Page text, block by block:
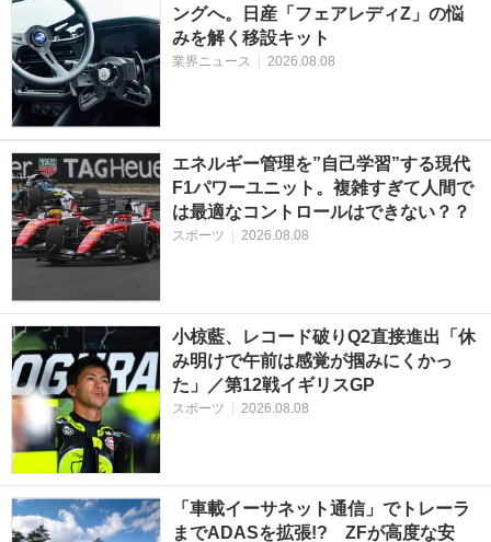
ングへ。日産「フェアレディZ」の悩
みを解く移設キット
業界ニュース | 2026.08.08
エネルギー管理を”自己学習”する現代
F1パワーユニット。複雑すぎて人間で
は最適なコントロールはできない？？
スポーツ | 2026.08.08
小椋藍、レコード破りQ2直接進出「休
み明けで午前は感覚が掴みにくかっ
た」／第12戦イギリスGP
スポーツ | 2026.08.08
「車載イーサネット通信」でトレーラ
までADASを拡張!? ZFが高度な安